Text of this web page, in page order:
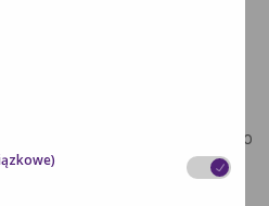
jednostek jeśli wymaga tego